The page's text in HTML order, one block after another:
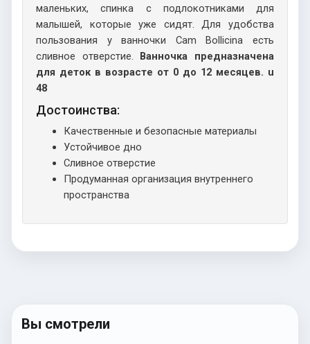
маленьких, спинка с подлокотниками для
малышей, которые уже сидят. Для удобства
пользования у ванночки Cam Bollicina есть
сливное отверстие. Ванночка предназначена
для деток в возрасте от 0 до 12 месяцев. u
48
Достоинства:
Качественные и безопасные материалы
Устойчивое дно
Сливное отверстие
Продуманная организация внутреннего
пространства
Вы смотрели